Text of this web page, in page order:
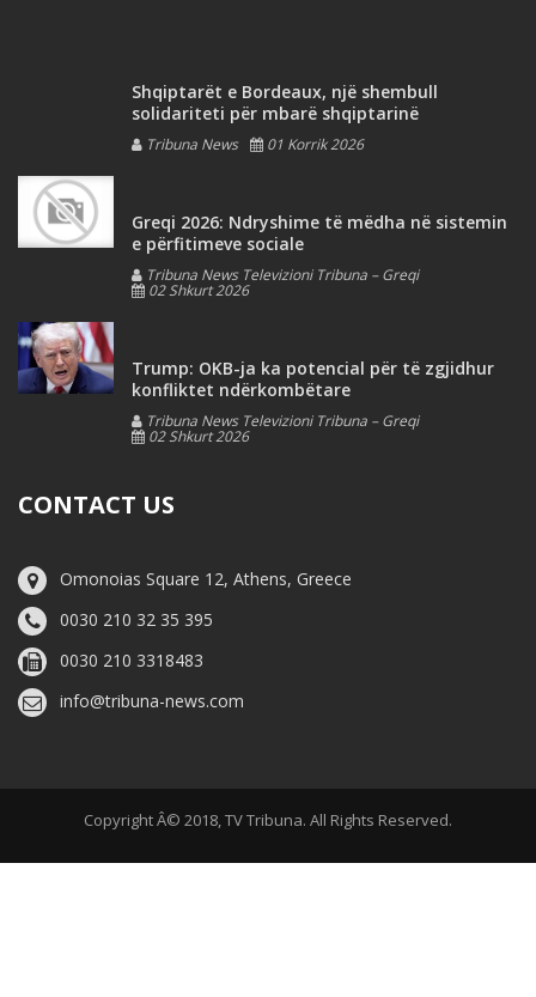
Shqiptarët e Bordeaux, një shembull
solidariteti për mbarë shqiptarinë
Tribuna News 01 Korrik 2026
Greqi 2026: Ndryshime të mëdha në sistemin
e përfitimeve sociale
Tribuna News Televizioni Tribuna – Greqi
02 Shkurt 2026
Trump: OKB-ja ka potencial për të zgjidhur
konfliktet ndërkombëtare
Tribuna News Televizioni Tribuna – Greqi
02 Shkurt 2026
CONTACT US
Omonoias Square 12, Athens, Greece
0030 210 32 35 395
0030 210 3318483
info@tribuna-news.com
Copyright Â© 2018, TV Tribuna. All Rights Reserved.